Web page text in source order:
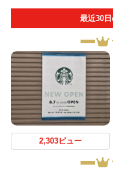
最近30
2,303ビュー